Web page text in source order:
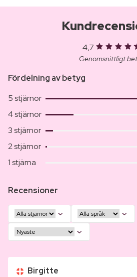
4,7
Genomsnittligt
Fördelning av betyg
5 stjärnor
4 stjärnor
3 stjärnor
2 stjärnor
1 stjärna
Recensioner
Birgitte